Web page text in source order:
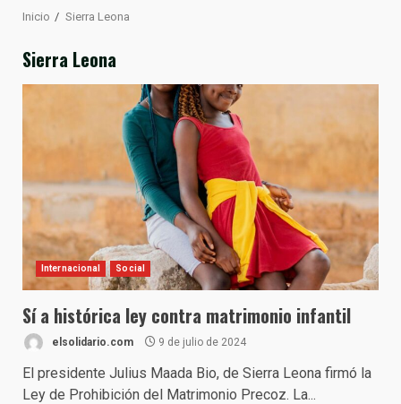
Inicio Sierra Leona
Sierra Leona
Internacional Social
Sí a histórica ley contra matrimonio infantil
elsolidario.com 9 de julio de 2024
El presidente Julius Maada Bio, de Sierra Leona firmó la
Ley de Prohibición del Matrimonio Precoz. La...